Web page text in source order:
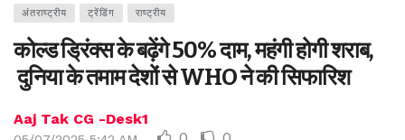
अंतराष्ट्रीय ट्रेंडिंग राष्ट्रीय
कोल्ड ड्रिंक्स के बढ़ेंगे 50% दाम, महंगी होगी शराब,
दुनिया के तमाम देशों से WHO ने की सिफारिश
Aaj Tak CG -Desk1